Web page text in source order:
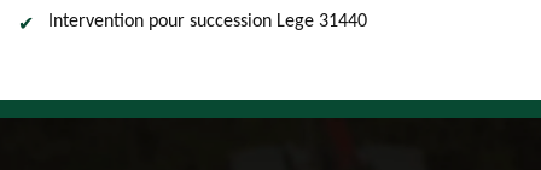
Intervention pour succession Lege 31440